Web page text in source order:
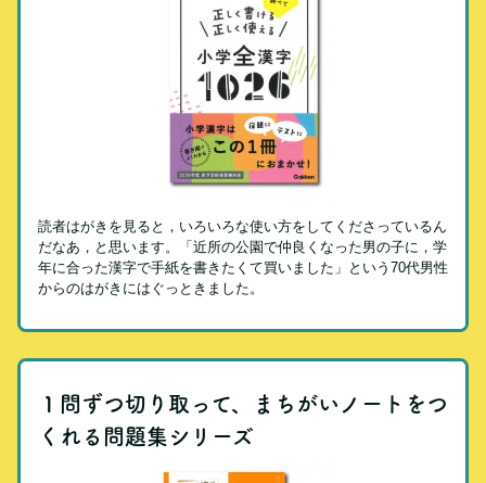
読者はがきを見ると，いろいろな使い方をしてくださっているん
だなあ，と思います。「近所の公園で仲良くなった男の子に，学
年に合った漢字で手紙を書きたくて買いました」という70代男性
からのはがきにはぐっときました。
１問ずつ切り取って、まちがいノートをつ
くれる問題集シリーズ